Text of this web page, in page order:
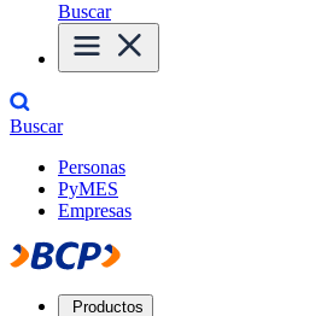
Buscar
Buscar
Personas
PyMES
Empresas
Productos